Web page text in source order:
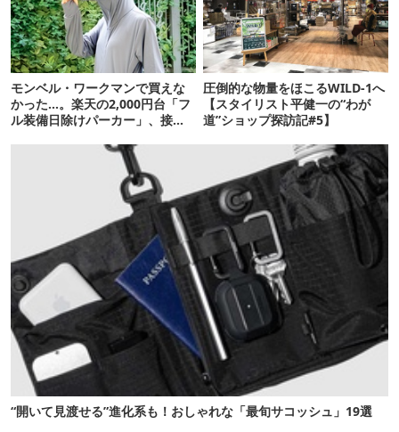
モンベル・ワークマンで買えな
かった…。楽天の2,000円台「フ
ル装備日除けパーカー」、接触
圧倒的な物量をほこるWILD-1へ
【スタイリスト平健一の“わが
道”ショップ探訪記#5】
“開いて見渡せる”進化系も！おしゃれな「最旬サコッシュ」19選